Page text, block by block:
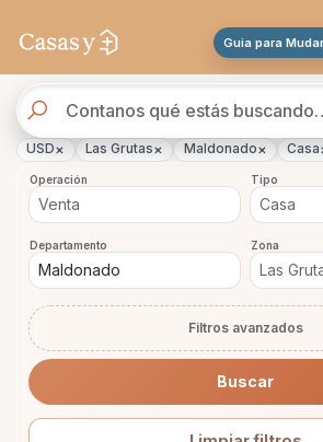
Guia para
de
propiedades
USD× Las Grutas× Maldonado× Casa
Operación Tipo
Departamento Zona
Filtros avanzados
Buscar